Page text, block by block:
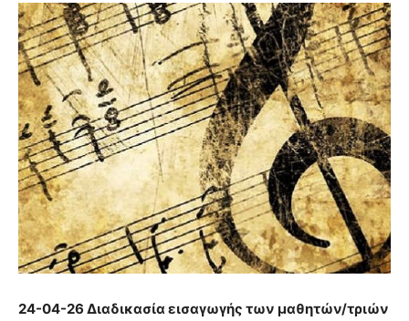
24-04-26 Διαδικασία εισαγωγής των μαθητών/τριών